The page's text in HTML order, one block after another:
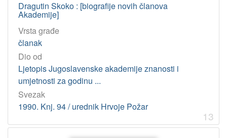
Dragutin Skoko : [biografije novih članova
Akademije]
Vrsta građe
članak
Dio od
Ljetopis Jugoslavenske akademije znanosti i
umjetnosti za godinu ...
Svezak
1990. Knj. 94 / urednik Hrvoje Požar
13